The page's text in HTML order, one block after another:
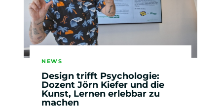
NEWS
Design trifft Psychologie:
Dozent Jörn Kiefer und die
Kunst, Lernen erlebbar zu
machen